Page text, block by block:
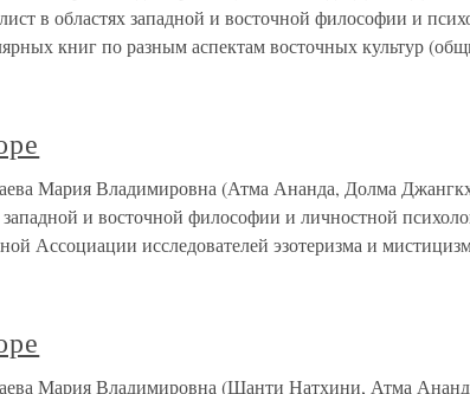
в областях западной и восточной философии и
книг по разным аспектам восточных культур
Мария Владимировна (Атма Ананда, Долма
и восточной философии и личностной
Ассоциации исследователей эзотеризма и
Мария Владимировна (Шанти Натхини, Атма